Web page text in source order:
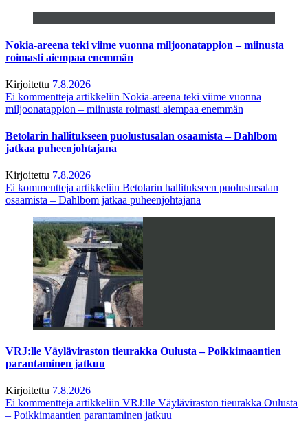
Nokia-areena teki viime vuonna miljoonatappion – miinusta
roimasti aiempaa enemmän
Kirjoitettu 7.8.2026
Ei kommentteja artikkeliin Nokia-areena teki viime vuonna
miljoonatappion – miinusta roimasti aiempaa enemmän
Betolarin hallitukseen puolustusalan osaamista – Dahlbom
jatkaa puheenjohtajana
Kirjoitettu 7.8.2026
Ei kommentteja artikkeliin Betolarin hallitukseen puolustusalan
osaamista – Dahlbom jatkaa puheenjohtajana
VRJ:lle Väyläviraston tieurakka Oulusta – Poikkimaantien
parantaminen jatkuu
Kirjoitettu 7.8.2026
Ei kommentteja artikkeliin VRJ:lle Väyläviraston tieurakka Oulusta
– Poikkimaantien parantaminen jatkuu